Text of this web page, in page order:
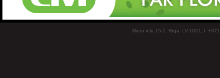
Miera iela 15-1, Rīga, LV-1001, t: